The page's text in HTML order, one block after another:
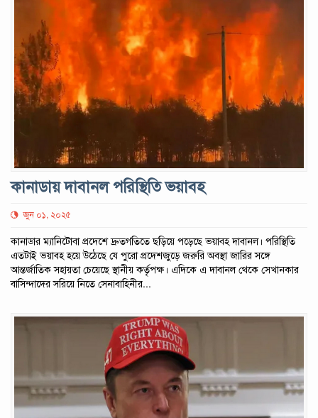
কানাডায় দাবানল পরিস্থিতি ভয়াবহ
জুন ০১, ২০২৫
কানাডার ম্যানিটোবা প্রদেশে দ্রুতগতিতে ছড়িয়ে পড়েছে ভয়াবহ দাবানল। পরিস্থিতি
এতটাই ভয়াবহ হয়ে উঠেছে যে পুরো প্রদেশজুড়ে জরুরি অবস্থা জারির সঙ্গে
আন্তর্জাতিক সহায়তা চেয়েছে স্থানীয় কর্তৃপক্ষ। এদিকে এ দাবানল থেকে সেখানকার
বাসিন্দাদের সরিয়ে নিতে সেনাবাহিনীর...